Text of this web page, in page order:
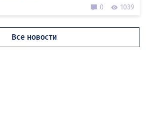
0 1039
Все новости